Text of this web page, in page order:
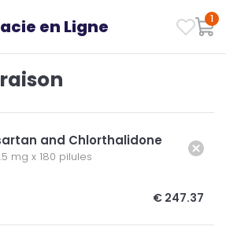
en Ligne 1
and Chlorthalidone
mg x 180 pilules
€ 247.37